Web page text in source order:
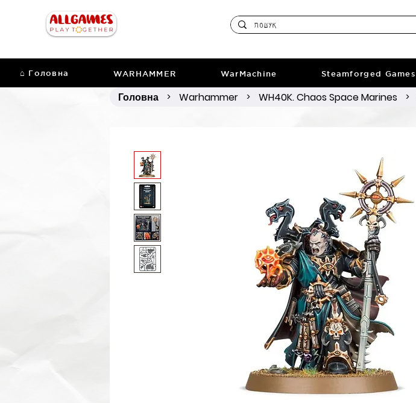
⌂ Головна WARHAMMER WarMachine Steamforged Games
Головна > Warhammer > WH40K. Chaos Space Marines >